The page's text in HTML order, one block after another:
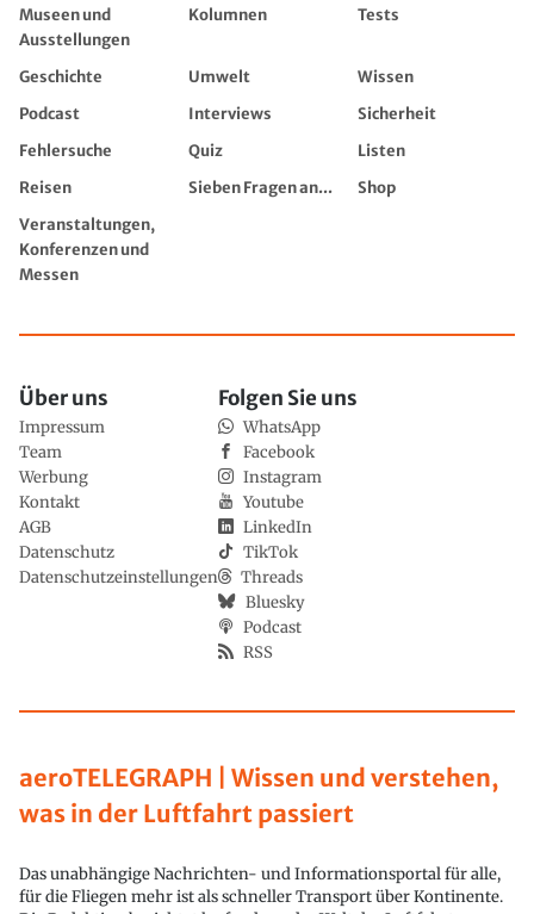
Museen und
Ausstellungen
Kolumnen Tests
Geschichte Umwelt
Wissen
Podcast
Interviews
Sicherheit
Fehlersuche
Quiz
Listen
Reisen
Sieben Fragen an...
Shop
Veranstaltungen,
Konferenzen und
Messen
aeroTELEGRAPH | Wissen und verstehen,
was in der Luftfahrt passiert
Das unabhängige Nachrichten- und Informationsportal für alle,
für die Fliegen mehr ist als schneller Transport über Kontinente.
Über uns
Impressum
Team
Werbung
Kontakt
AGB
Datenschutz
Datenschutzeinstellungen
Folgen Sie uns
WhatsApp
Facebook
Instagram
Youtube
LinkedIn
TikTok
Threads
Bluesky
Podcast
RSS